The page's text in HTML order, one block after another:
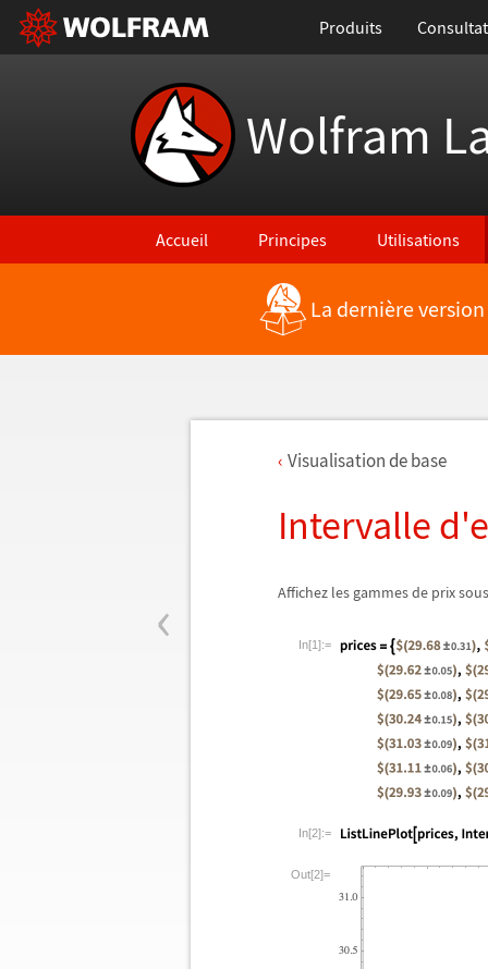
Produits
Wolfram
Accueil Principes Utilisations
La dernière
‹
Visualisation de base
Intervalle
Affichez les gammes de prix
In[1]:=
In[2]:=
Out[2]=